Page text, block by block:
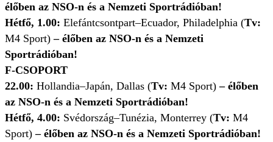
élőben az NSO-n és a Nemzeti Sportrádióban!
Hétfő, 1.00: Elefántcsontpart–Ecuador, Philadelphia (Tv:
M4 Sport)– élőben az NSO-n és a Nemzeti
Sportrádióban!
F-CSOPORT
22.00: Hollandia–Japán, Dallas (Tv: M4 Sport)– élőben
az NSO-n és a Nemzeti Sportrádióban!
Hétfő, 4.00: Svédország–Tunézia, Monterrey (Tv: M4
Sport)– élőben az NSO-n és a Nemzeti Sportrádióban!